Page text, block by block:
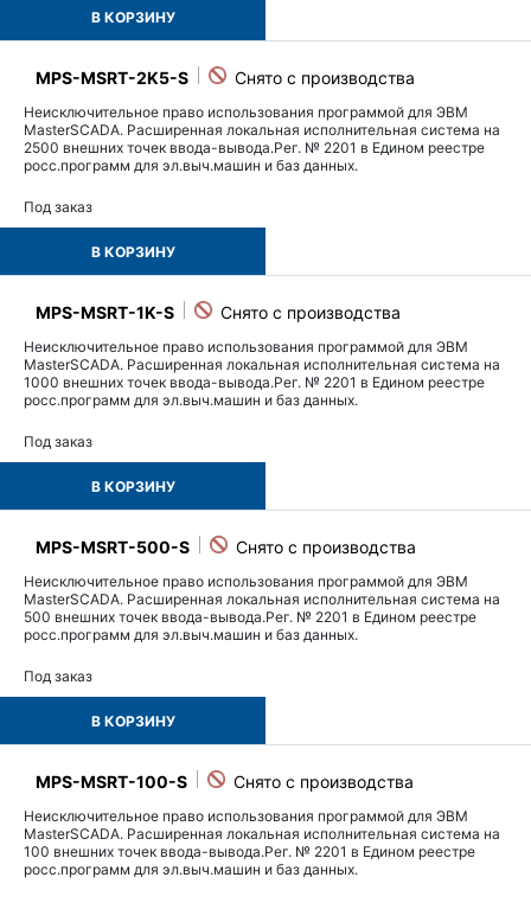
В КОРЗИНУ
MPS-MSRT-2K5-S
Неисключительное право использования программой для ЭВМ
MasterSCADA. Расширенная локальная исполнительная система на
2500 внешних точек ввода-вывода.Рег. № 2201 в Едином реестре
росс.программ для эл.выч.машин и баз данных.
Под заказ
В КОРЗИНУ
MPS-MSRT-1K-S
Неисключительное право использования программой для ЭВМ
MasterSCADA. Расширенная локальная исполнительная система на
1000 внешних точек ввода-вывода.Рег. № 2201 в Едином реестре
росс.программ для эл.выч.машин и баз данных.
Под заказ
В КОРЗИНУ
MPS-MSRT-500-S
Неисключительное право использования программой для ЭВМ
MasterSCADA. Расширенная локальная исполнительная система на
500 внешних точек ввода-вывода.Рег. № 2201 в Едином реестре
росс.программ для эл.выч.машин и баз данных.
Под заказ
В КОРЗИНУ
MPS-MSRT-100-S
Неисключительное право использования программой для ЭВМ
MasterSCADA. Расширенная локальная исполнительная система на
100 внешних точек ввода-вывода.Рег. № 2201 в Едином реестре
росс.программ для эл.выч.машин и баз данных.